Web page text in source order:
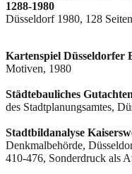
1288-1980
Düsseldorf 1980, 128 Seiten
Kartenspiel Düsseldorfer
Motiven, 1980
Städtebauliches
des Stadtplanungsamtes,
Stadtbildanalyse
Denkmalbehörde,
410-476, Sonderdruck als